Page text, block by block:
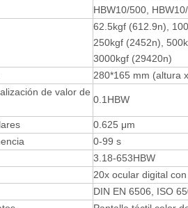
HBW10/500,
62.5kgf (612.9n),
250kgf (2452n),
3000kgf (29420n)
280*165 mm (altura
de valor de
0.1HBW
0.625 μm
0-99 s
3.18-653HBW
20x ocular digital
DIN EN 6506, ISO